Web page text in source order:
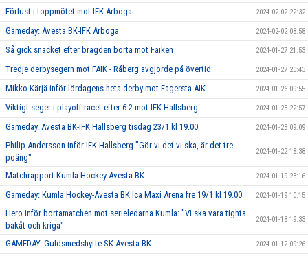
Förlust i toppmötet mot IFK Arboga 2024-02-02 22:32
Gameday: Avesta BK-IFK Arboga 2024-02-02 08:58
Så gick snacket efter bragden borta mot Faiken 2024-01-27 21:53
Tredje derbysegern mot FAIK - Råberg avgjorde på övertid 2024-01-27 20:43
Mikko Kärjä inför lördagens heta derby mot Fagersta AIK 2024-01-26 09:55
Viktigt seger i playoff racet efter 6-2 mot IFK Hallsberg 2024-01-23 22:57
Gameday. Avesta BK-IFK Hallsberg tisdag 23/1 kl 19.00 2024-01-23 09:09
Philip Andersson inför IFK Hallsberg "Gör vi det vi ska, är det tre
poäng"
2024-01-22 18:38
Matchrapport Kumla Hockey-Avesta BK 2024-01-19 23:16
Gameday: Kumla Hockey-Avesta BK Ica Maxi Arena fre 19/1 kl 19.00 2024-01-19 10:15
Hero inför bortamatchen mot serieledarna Kumla: "Vi ska vara tighta
bakåt och kriga"
2024-01-18 19:33
GAMEDAY. Guldsmedshytte SK-Avesta BK 2024-01-12 09:26